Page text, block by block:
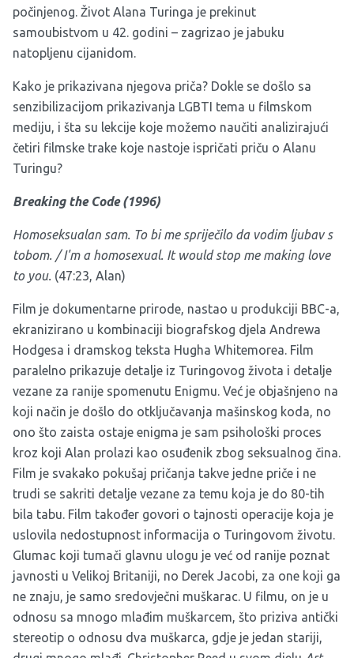
počinjenog. Život Alana Turinga je prekinut
samoubistvom u 42. godini – zagrizao je jabuku
natopljenu cijanidom.
Kako je prikazivana njegova priča? Dokle se došlo sa
senzibilizacijom prikazivanja LGBTI tema u filmskom
mediju, i šta su lekcije koje možemo naučiti analizirajući
četiri filmske trake koje nastoje ispričati priču o Alanu
Turingu?
Breaking the Code (1996)
Homoseksualan sam. To bi me spriječilo da vodim ljubav s
tobom. /I'm a homosexual. It would stop me making love
to you. (47:23, Alan)
Film je dokumentarne prirode, nastao u produkciji BBC-a,
ekranizirano u kombinaciji biografskog djela Andrewa
Hodgesa i dramskog teksta Hugha Whitemorea. Film
paralelno prikazuje detalje iz Turingovog života i detalje
vezane za ranije spomenutu Enigmu. Već je objašnjeno na
koji način je došlo do otključavanja mašinskog koda, no
ono što zaista ostaje enigma je sam psihološki proces
kroz koji Alan prolazi kao osuđenik zbog seksualnog čina.
Film je svakako pokušaj pričanja takve jedne priče i ne
trudi se sakriti detalje vezane za temu koja je do 80-tih
bila tabu. Film također govori o tajnosti operacije koja je
uslovila nedostupnost informacija o Turingovom životu.
Glumac koji tumači glavnu ulogu je već od ranije poznat
javnosti u Velikoj Britaniji, no Derek Jacobi, za one koji ga
ne znaju, je samo sredovječni muškarac. U filmu, on je u
odnosu sa mnogo mlađim muškarcem, što priziva antički
stereotip o odnosu dva muškarca, gdje je jedan stariji,